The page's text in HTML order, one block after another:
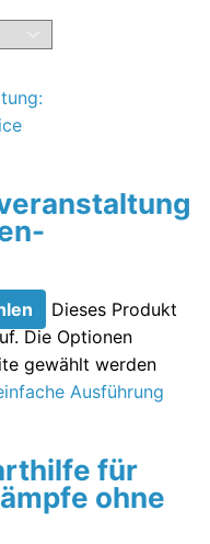
Dieses Produkt
Die Optionen
gewählt werden
für
ohne